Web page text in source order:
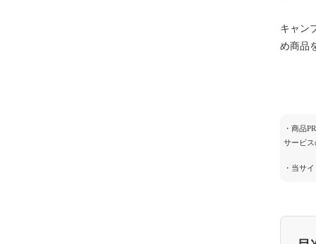
キャン
め商品
・商品
サービ
・当サ